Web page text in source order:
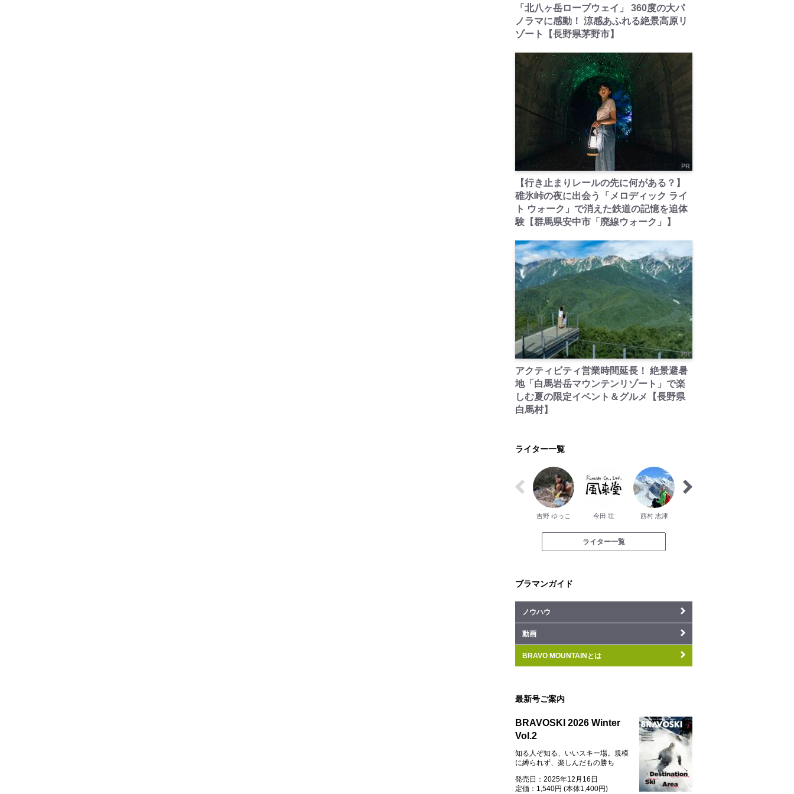
「北八ヶ岳ロープウェイ」 360度の大パ
ノラマに感動！ 涼感あふれる絶景高原リ
ゾート【長野県茅野市】
PR
【行き止まりレールの先に何がある？】
碓氷峠の夜に出会う「メロディック ライ
ト ウォーク」で消えた鉄道の記憶を追体
験【群馬県安中市「廃線ウォーク」】
PR
アクティビティ営業時間延長！ 絶景避暑
地「白馬岩岳マウンテンリゾート」で楽
しむ夏の限定イベント＆グルメ【長野県
白馬村】
ライター一覧
吉野 ゆっこ 今田 壮 西村 志津
ライター一覧
ブラマンガイド
ノウハウ
動画
BRAVO MOUNTAINとは
最新号ご案内
BRAVOSKI 2026 Winter
Vol.2
知る人ぞ知る、いいスキー場。規模
に縛られず、楽しんだもの勝ち
発売日：2025年12月16日
定価：1,540円 (本体1,400円)